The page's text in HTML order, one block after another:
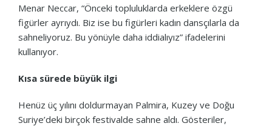
Menar Neccar, “Önceki topluluklarda erkeklere özgü
figürler ayrıydı. Biz ise bu figürleri kadın dansçılarla da
sahneliyoruz. Bu yönüyle daha iddialıyız” ifadelerini
kullanıyor.
Kısa sürede büyük ilgi
Henüz üç yılını doldurmayan Palmira, Kuzey ve Doğu
Suriye’deki birçok festivalde sahne aldı. Gösteriler,